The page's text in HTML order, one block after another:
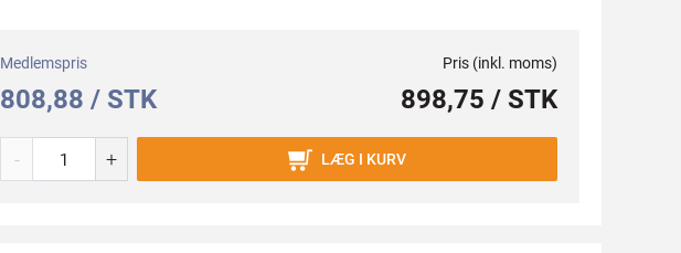
Medlemspris
808,88 / STK
Pris (inkl. moms)
898,75 / STK
- + LÆG I KURV